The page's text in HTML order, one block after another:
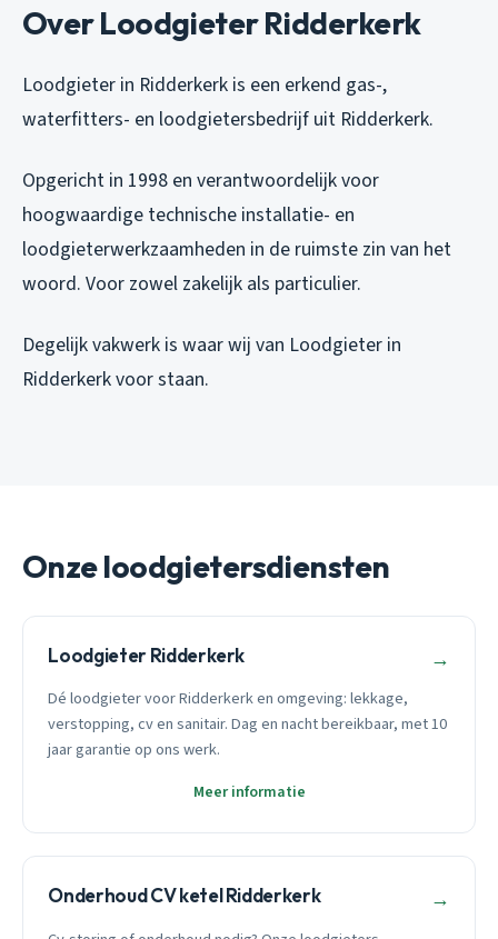
Over Loodgieter Ridderkerk
Loodgieter in Ridderkerk is een erkend gas-,
waterfitters- en loodgietersbedrijf uit Ridderkerk.
Opgericht in 1998 en verantwoordelijk voor
hoogwaardige technische installatie- en
loodgieterwerkzaamheden in de ruimste zin van het
woord. Voor zowel zakelijk als particulier.
Degelijk vakwerk is waar wij van Loodgieter in
Ridderkerk voor staan.
Onze loodgietersdiensten
Loodgieter Ridderkerk →
Dé loodgieter voor Ridderkerk en omgeving: lekkage,
verstopping, cv en sanitair. Dag en nacht bereikbaar, met 10
jaar garantie op ons werk.
Meer informatie
Onderhoud CV ketel Ridderkerk →